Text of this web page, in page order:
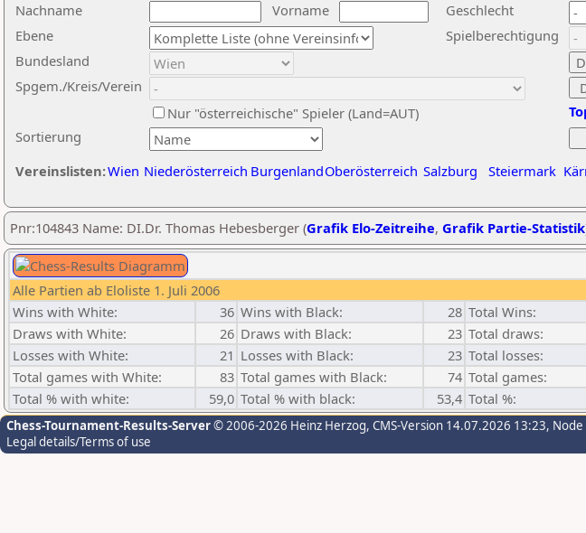
Nachname
Vorname
Ebene
Sortierung
Bundesland
Spgem./Kreis/Verein
Geschlecht
Nur "österreichische" Spieler (Land=AUT)
Spielberechtigung
Vereinslisten:Wien Niederösterreich BurgenlandOberösterreich Salzburg Steiermark
Pnr:104843 Name: DI.Dr. Thomas Hebesberger (Grafik Elo-Zeitreihe, Grafik Partie-Statistik
Alle Partien ab Eloliste 1. Juli 2006
Wins with White:
36 Wins with Black: 28 Total Wins:
Draws with White:
26 Draws with Black: 23 Total draws:
Losses with White:
21 Losses with Black: 23 Total losses:
Total games with White:
83 Total games with Black: 74 Total games:
Total % with white:
59,0 Total % with black: 53,4 Total %:
Chess-Tournament-Results-Server© 2006-2026 Heinz Herzog, CMS-Version 14.07.2026 13:23, Node
Legal details/Terms of use